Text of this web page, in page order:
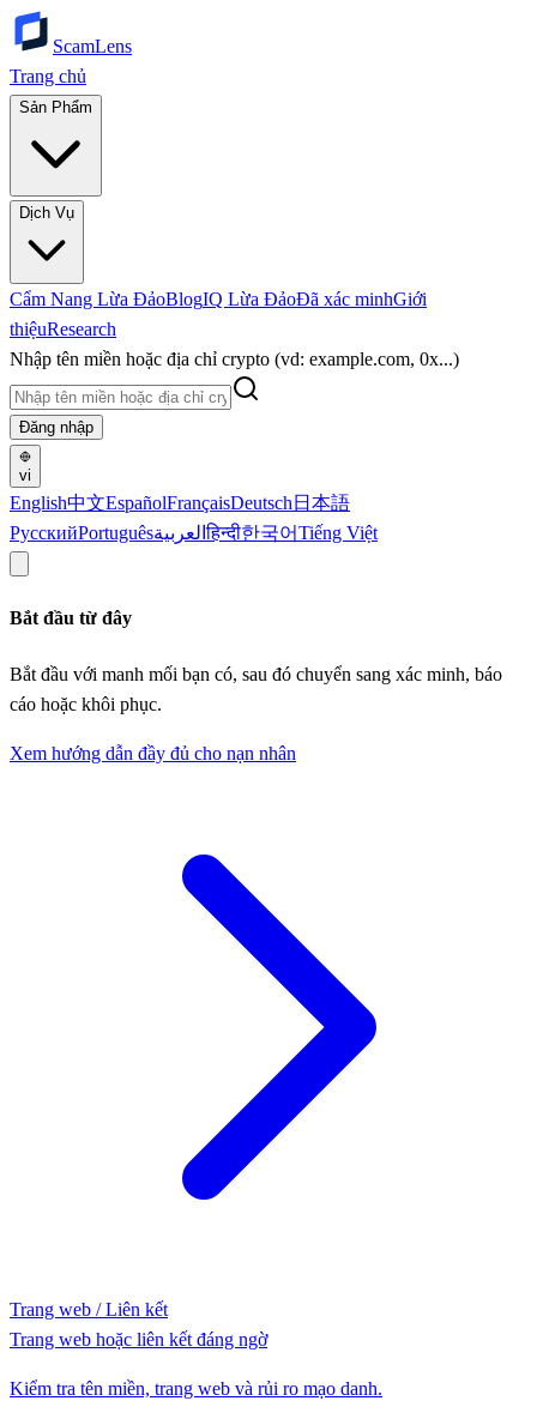
ScamLens
Trang chủ
Sản Phẩm
Dịch Vụ
Cẩm Nang Lừa ĐảoBlogIQ Lừa ĐảoĐã xác minhGiới
thiệuResearch
Nhập tên miền hoặc địa chỉ crypto (vd: example.com, 0x...)
Đăng nhập
vi
English中文EspañolFrançaisDeutsch 日本語
РусскийPortuguêsالعربيةहिन्दी한국어Tiếng Việt
Bắt đầu từ đây
Bắt đầu với manh mối bạn có, sau đó chuyển sang xác minh, báo
cáo hoặc khôi phục.
Xem hướng dẫn đầy đủ cho nạn nhân
Trang web / Liên kết
Trang web hoặc liên kết đáng ngờ
Kiểm tra tên miền, trang web và rủi ro mạo danh.